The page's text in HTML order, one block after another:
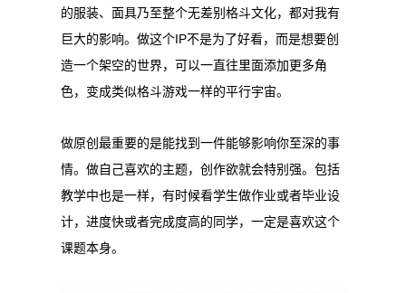
的服装、面具乃至整个无差别格斗文化，都对我有
巨大的影响。做这个IP不是为了好看，而是想要创
造一个架空的世界，可以一直往里面添加更多角
色，变成类似格斗游戏一样的平行宇宙。
做原创最重要的是能找到一件能够影响你至深的事
情。做自己喜欢的主题，创作欲就会特别强。包括
教学中也是一样，有时候看学生做作业或者毕业设
计，进度快或者完成度高的同学，一定是喜欢这个
课题本身。